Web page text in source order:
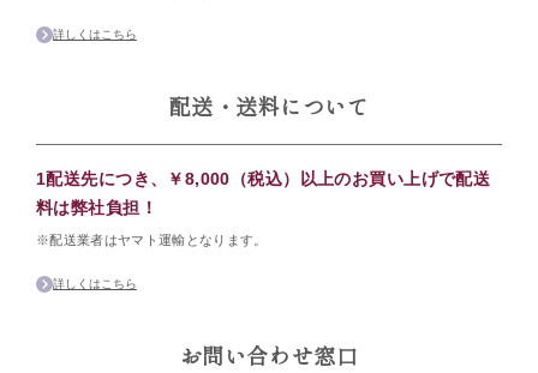
詳しくはこちら
配送・送料について
1配送先につき、￥8,000（税込）以上のお買い上げで配送
料は弊社負担！
※配送業者はヤマト運輸となります。
詳しくはこちら
お問い合わせ窓口